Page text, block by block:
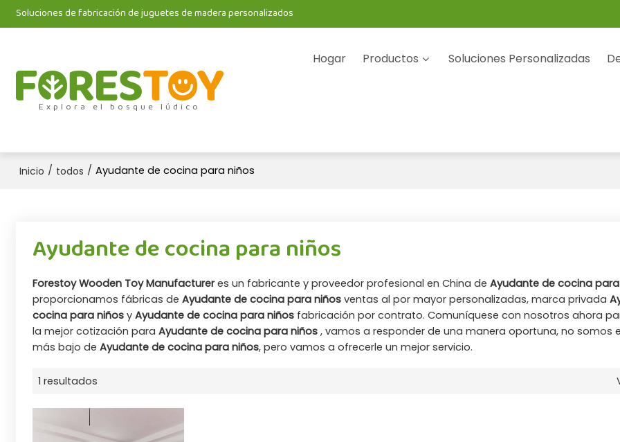
Soluciones de fabricación de juguetes de madera personalizados
Explora el bosque lúdico
Hogar Productos Soluciones Personalizadas
Inicio / todos / Ayudante de cocina para niños
Ayudante de cocina para niños
Forestoy Wooden Toy Manufactureres un fabricante y proveedor profesional en China de Ayudante de cocina
proporcionamos fábricas de Ayudante de cocina para niñosventas al por mayor personalizadas, marca privada
cocina para niñosy Ayudante de cocina para niñosfabricación por contrato. Comuníquese con nosotros ahora
la mejor cotización para Ayudante de cocina para niños, vamos a responder de una manera oportuna, no somos
más bajo de Ayudante de cocina para niños, pero vamos a ofrecerle un mejor servicio.
1 resultados